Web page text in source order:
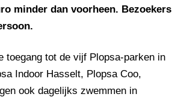
minder dan voorheen. Bezoekers
toegang tot de vijf Plopsa-parken in
Indoor Hasselt, Plopsa Coo,
ook dagelijks zwemmen in